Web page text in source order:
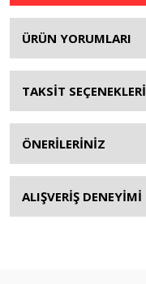
ÜRÜN YORUMLARI
TAKSİT SEÇENEKLERİ
ÖNERİLERİNİZ
ALIŞVERİŞ DENEYİMİ